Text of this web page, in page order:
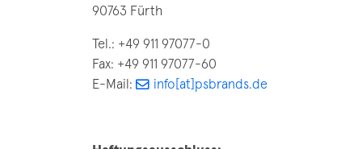
90763 Fürth
Tel.: +49 911 97077-0
Fax: +49 911 97077-60
E-Mail:
info[at]psbrands.de